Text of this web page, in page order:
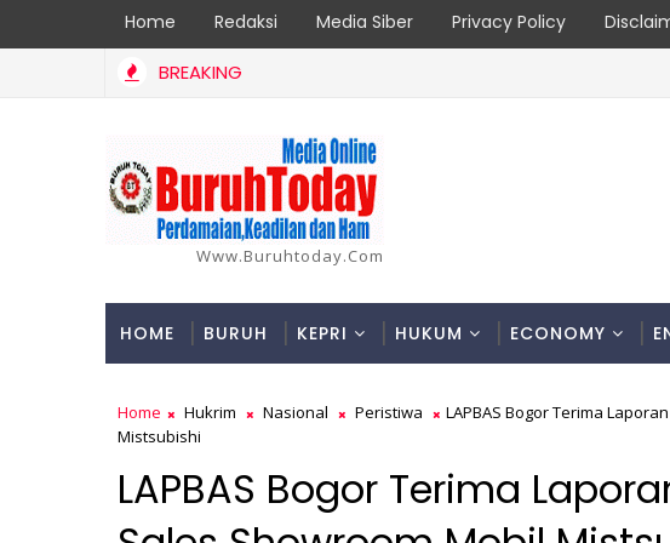
Home Redaksi Media Siber Privacy Policy
BREAKING
Www.buruhtoday.com
HOME BURUH KEPRI HUKUM ECONOMY
Home Hukrim Nasional Peristiwa
LAPBAS Bogor Terima
Mistsubishi
LAPBAS Bogor Terima